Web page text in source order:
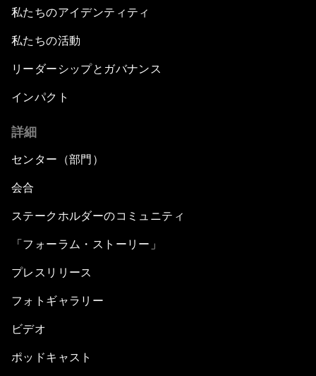
私たちのアイデンティティ
私たちの活動
リーダーシップとガバナンス
インパクト
詳細
センター（部門）
会合
ステークホルダーのコミュニティ
「フォーラム・ストーリー」
プレスリリース
フォトギャラリー
ビデオ
ポッドキャスト